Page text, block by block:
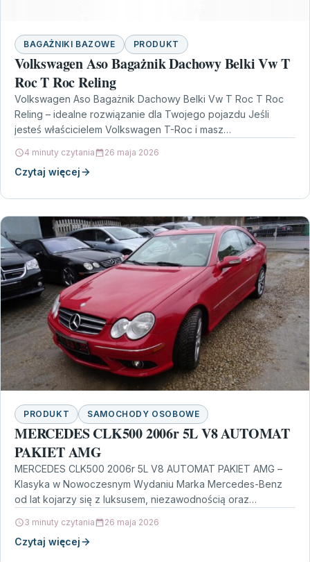
BAGAŻNIKI BAZOWE PRODUKT
Volkswagen Aso Bagażnik Dachowy Belki Vw T
Roc T Roc Reling
Volkswagen Aso Bagażnik Dachowy Belki Vw T Roc T Roc
Reling – idealne rozwiązanie dla Twojego pojazdu Jeśli
jesteś właścicielem Volkswagen T-Roc i masz…
4 minuty czytania 26 maja 2026
Czytaj więcej
PRODUKT SAMOCHODY OSOBOWE
MERCEDES CLK500 2006r 5L V8 AUTOMAT
PAKIET AMG
MERCEDES CLK500 2006r 5L V8 AUTOMAT PAKIET AMG –
Klasyka w Nowoczesnym Wydaniu Marka Mercedes-Benz
od lat kojarzy się z luksusem, niezawodnością oraz
3 minuty czytania 26 maja 2026
Czytaj więcej